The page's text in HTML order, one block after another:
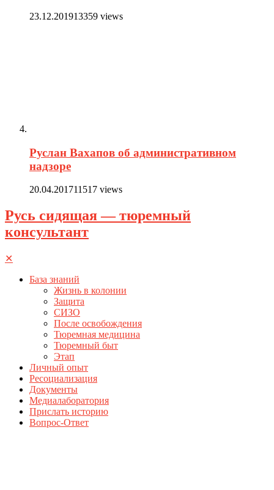
23.12.201913359 views
Руслан Вахапов об административном
надзоре
20.04.201711517 views
Русь сидящая — тюремный
консультант
✕
База знаний
Жизнь в колонии
Защита
СИЗО
После освобождения
Тюремная медицина
Тюремный быт
Этап
Личный опыт
Ресоциализация
Документы
Медиалаборатория
Прислать историю
Вопрос-Ответ